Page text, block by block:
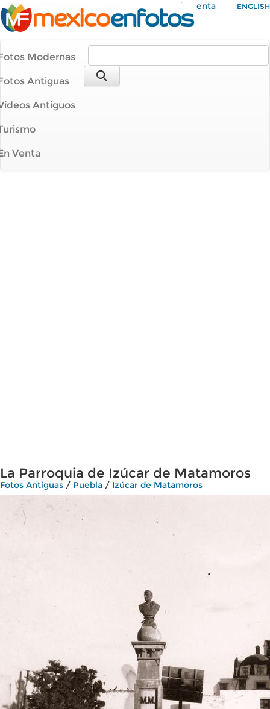
Mi Cuenta ENGLISH
Modernas
Antiguas
Antiguos
Venta
La Parroquia de Izúcar de Matamoros
Fotos Antiguas / Puebla / Izúcar de Matamoros